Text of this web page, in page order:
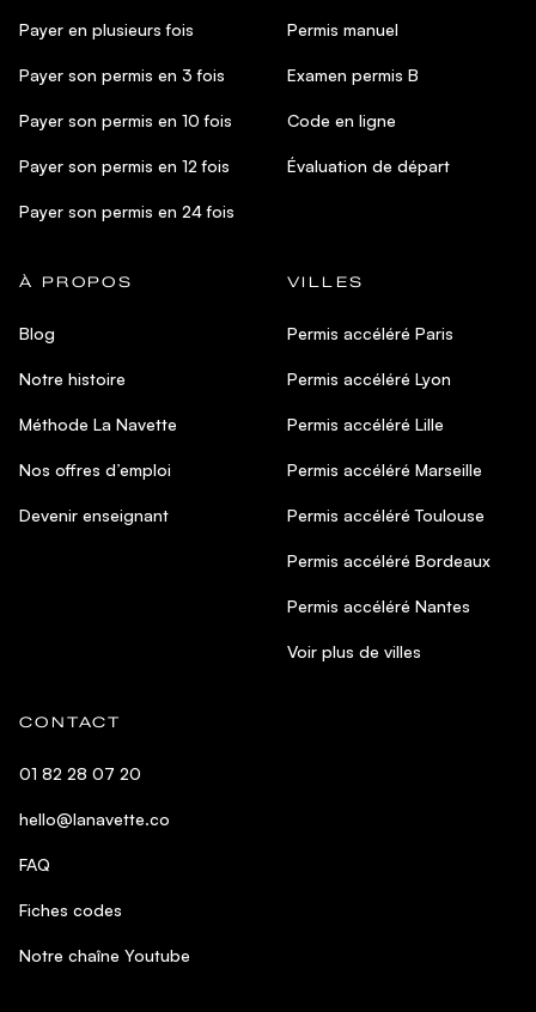
Payer en plusieurs fois
Payer son permis en 3 fois
Payer son permis en 10 fois
Payer son permis en 12 fois
Payer son permis en 24 fois
Permis manuel
Examen permis B
Code en ligne
Évaluation de départ
À PROPOS
Blog
Notre histoire
Méthode La Navette
Nos offres d’emploi
Devenir enseignant
VILLES
Permis accéléré Paris
Permis accéléré Lyon
Permis accéléré Lille
Permis accéléré Marseille
Permis accéléré Toulouse
Permis accéléré Bordeaux
Permis accéléré Nantes
Voir plus de villes
CONTACT
01 82 28 07 20
hello@lanavette.co
FAQ
Fiches codes
Notre chaîne Youtube